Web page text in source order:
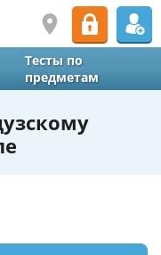
Тесты по
предметам